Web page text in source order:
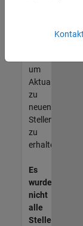
unseres
um
zu
neuen
zu
erhalten.
Es
wurden
nicht
alle
Stellen